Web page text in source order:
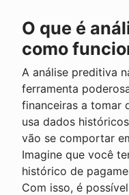
O que é
como
A análise preditiva
ferramenta
financeiras a tomar
usa dados
vão se comportar
Imagine que você
histórico de
Com isso, é